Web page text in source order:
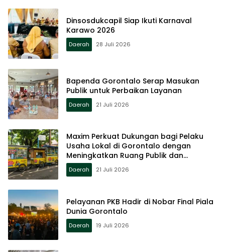
Dinsosdukcapil Siap Ikuti Karnaval
Karawo 2026
Daerah 28 Juli 2026
Bapenda Gorontalo Serap Masukan
Publik untuk Perbaikan Layanan
Daerah 21 Juli 2026
Maxim Perkuat Dukungan bagi Pelaku
Usaha Lokal di Gorontalo dengan
Meningkatkan Ruang Publik dan
Kebersihan Pasar
Daerah 21 Juli 2026
Pelayanan PKB Hadir di Nobar Final Piala
Dunia Gorontalo
Daerah 19 Juli 2026